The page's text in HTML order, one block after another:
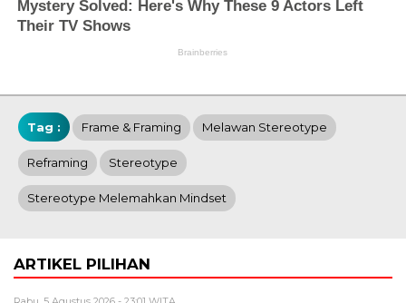
Tag : Frame & Framing Melawan Stereotype
Reframing Stereotype
Stereotype Melemahkan Mindset
ARTIKEL PILIHAN